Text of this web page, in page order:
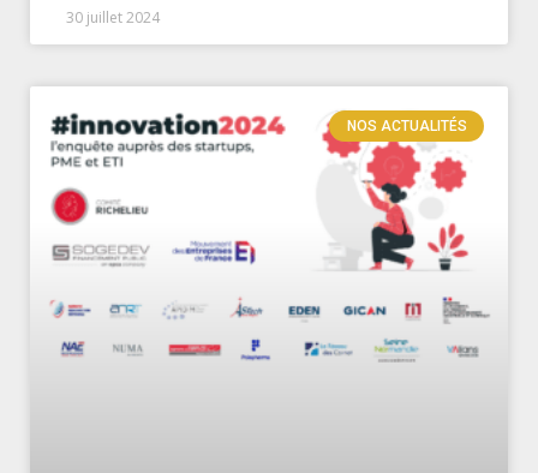
30 juillet 2024
NOS ACTUALITÉS